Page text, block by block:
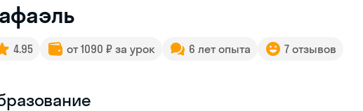
4.95 от 1090 ₽ за урок 6 лет опыта 7 отзывов